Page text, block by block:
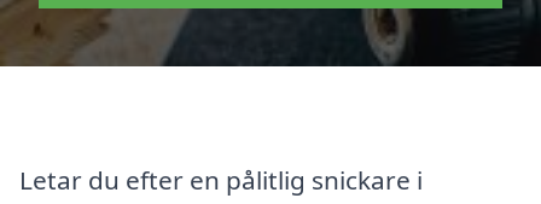
Letar du efter en pålitlig snickare i